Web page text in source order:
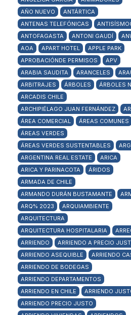
AÑO NUEVO
ANTÁRTICA
ANTENAS TELEFÓNICAS
ANTOFAGASTA
ANTONI GAUDÍ
AOA
APART HOTEL
APPLE PARK
APROBACIÓNDE PERMISOS
APV
ARABIA SAUDITA
ARANCELES
ARBITRAJES
ÁRBOLES
ÁRBOLES
ARCADIS CHILE
ARCHIPIÉLAGO JUAN FERNÁNDEZ
ÁREA COMERCIAL
ÁREAS COMUNES
ÁREAS VERDES
ÁREAS VERDES SUSTENTABLES
ARGENTINA REAL ESTATE
ARICA
ARICA Y PARINACOTA
ÁRIDOS
ARMADA DE CHILE
ARMANDO DURÁN BUSTAMANTE
ARQ% 2023
ARQUIAMBIENTE
ARQUITECTURA
ARQUITECTURA HOSPITALARIA
ARRIENDO
ARRIENDO A PRECIO
ARRIENDO ASEQUIBLE
ARRIENDO
ARRIENDO DE BODEGAS
ARRIENDO DEPARTAMENTOS
ARRIENDO EN CHILE
ARRIENDO
ARRIENDO PRECIO JUSTO